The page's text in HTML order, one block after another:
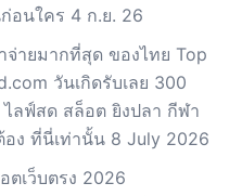
อนใคร 4 ก.ย. 26
ายมากที่สุด ของไทย Top
วันเกิดรับเลย 300
ไลฟ์สด สล็อต ยิงปลา กีฬา
ง ที่นี่เท่านั้น 8 July 2026
ตเว็บตรง 2026